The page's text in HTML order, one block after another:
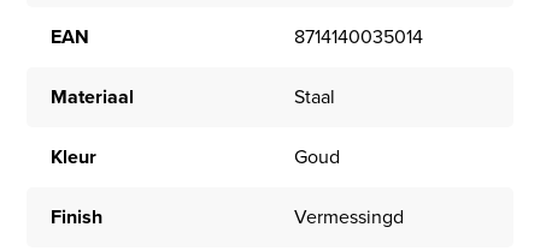
EAN 8714140035014
Materiaal Staal
Kleur Goud
Finish Vermessingd